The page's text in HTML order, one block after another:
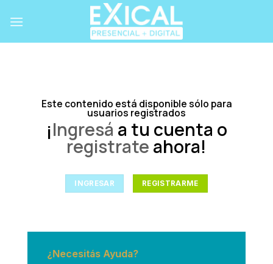
Este contenido está disponible sólo para
usuarios registrados
¡Ingresá a tu cuenta o
registrate ahora!
INGRESAR REGISTRARME
¿Necesitás Ayuda?